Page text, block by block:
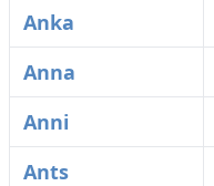
Anka
Anna
Anni
Ants